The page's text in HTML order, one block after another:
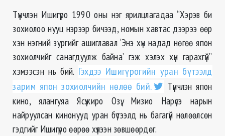
Түүнчлэн Ишигүро 1990 оны нэг ярилцлагадаа “Хэрэв би
зохиолоо нууц нэрээр бичээд, номын хавтас дээрээ өөр
хэн нэгний зургийг ашиглавал ‘Энэ хүн надад нөгөө япон
зохиолчийг санагдуулж байна’ гэж хэлэх хүн гарахгүй”
хэмээсэн нь бий. Гэхдээ Ишигүрогийн уран бүтээлд
зарим япон зохиолчийн нөлөө бий.
Түүнчлэн япон
кино, ялангуяа Ясүжиро Озү, Мизио Нарүсэ нарын
найруулсан кинонууд уран бүтээлд нь багагүй нөлөөлсөн
гэдгийг Ишигүро өөрөө хүлээн зөвшөөрдөг.